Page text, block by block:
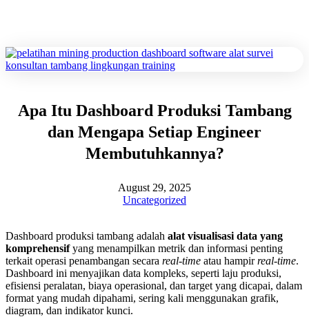
Apa Itu Dashboard Produksi Tambang
dan Mengapa Setiap Engineer
Membutuhkannya?
August 29, 2025
Uncategorized
Dashboard produksi tambang adalah alat visualisasi data yang
komprehensifyang menampilkan metrik dan informasi penting
terkait operasi penambangan secara real-time atau hampirreal-time.
Dashboard ini menyajikan data kompleks, seperti laju produksi,
efisiensi peralatan, biaya operasional, dan target yang dicapai, dalam
format yang mudah dipahami, sering kali menggunakan grafik,
diagram, dan indikator kunci.